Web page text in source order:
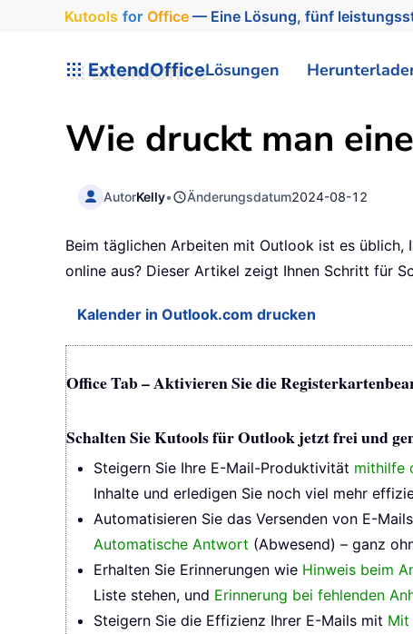
Kutools for Office— Eine Lösung, fünf
ExtendOfficeLösungen
Wie druckt man
AutorKelly• Änderungsdatum2024-08-12
Beim täglichen Arbeiten mit Outlook ist es üblich,
online aus? Dieser Artikel zeigt Ihnen Schritt für
Kalender in Outlook.com drucken
Office Tab – Aktivieren Sie die
Schalten Sie Kutools für Outlook jetzt frei und
Steigern Sie Ihre E-Mail-Produktivität mithilfe
Inhalte und erledigen Sie noch viel mehr
Automatisieren Sie das Versenden von E-
Automatische Antwort (Abwesend) – ganz
Erhalten Sie Erinnerungen wie Hinweis beim
Liste stehen, und Erinnerung bei fehlenden
Steigern Sie die Effizienz Ihrer E-Mails mit Mit